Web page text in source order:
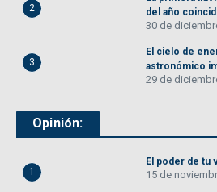
2
del año
30 de
3
El cielo de
astronómico
29 de
Opinión:
1
El poder de tu
15 de